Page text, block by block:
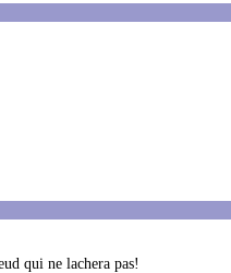
qui ne lachera pas!